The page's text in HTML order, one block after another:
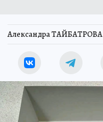
Александра ТАЙБАТРОВА